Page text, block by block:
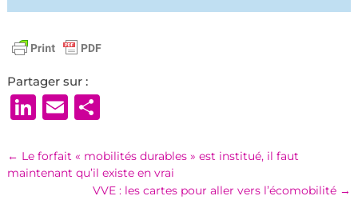
Partager sur :
LinkedIn
EmailPartager
← Le forfait « mobilités durables » est institué, il faut
maintenant qu’il existe en vrai
VVE : les cartes pour aller vers l’écomobilité →